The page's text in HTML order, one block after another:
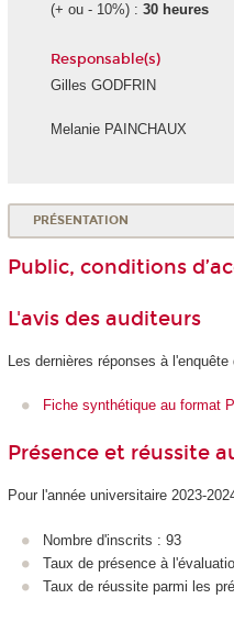
(+ ou - 10%) : 30 heures
Responsable(s)
Gilles GODFRIN
Melanie PAINCHAUX
PRÉSENTATION
Public, conditions
L'avis des auditeurs
Les dernières réponses à
Fiche synthétique au format
Présence et réussite
Pour l'année universitaire 2023-
Nombre d'inscrits : 93
Taux de présence à
Taux de réussite parmi les